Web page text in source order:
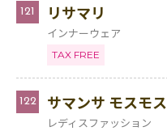
121 リサマリ
インナーウェア
TAX FREE
122 サマンサ モスモス
レディスファッション